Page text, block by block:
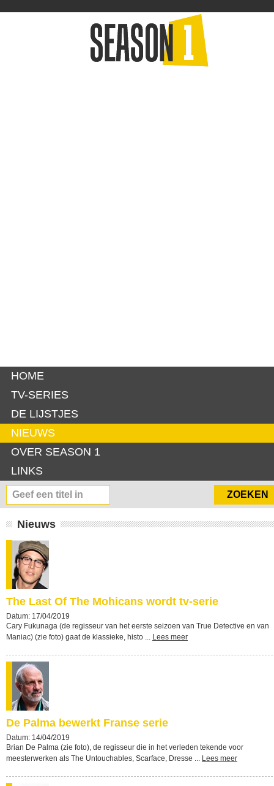
HOME
TV-SERIES
DE LIJSTJES
NIEUWS
OVER SEASON 1
LINKS
Nieuws
The Last Of The Mohicans wordt tv-serie
Datum: 17/04/2019
Cary Fukunaga (de regisseur van het eerste seizoen van True Detective en van
Maniac) (zie foto) gaat de klassieke, histo ... Lees meer
De Palma bewerkt Franse serie
Datum: 14/04/2019
Brian De Palma (zie foto), de regisseur die in het verleden tekende voor
meesterwerken als The Untouchables, Scarface, Dresse ... Lees meer